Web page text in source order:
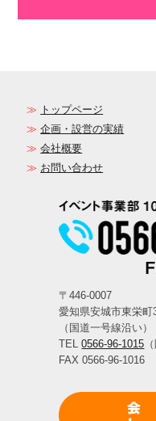
トップページ
企画・設営の実績
会社概要
お問い合わせ
〒446-0007
愛知県安城市東栄町
（国道一号線沿い）
TEL0566-96-1015
FAX 0566-96-1016